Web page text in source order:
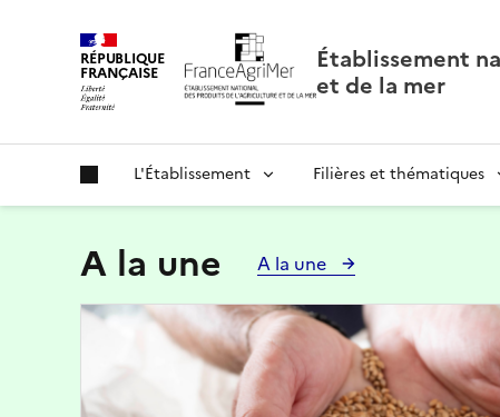
RÉPUBLIQUE
FRANÇAISE
Établissement
et de la mer
L'Établissement Filières et thématiques
A la une A la une
Image